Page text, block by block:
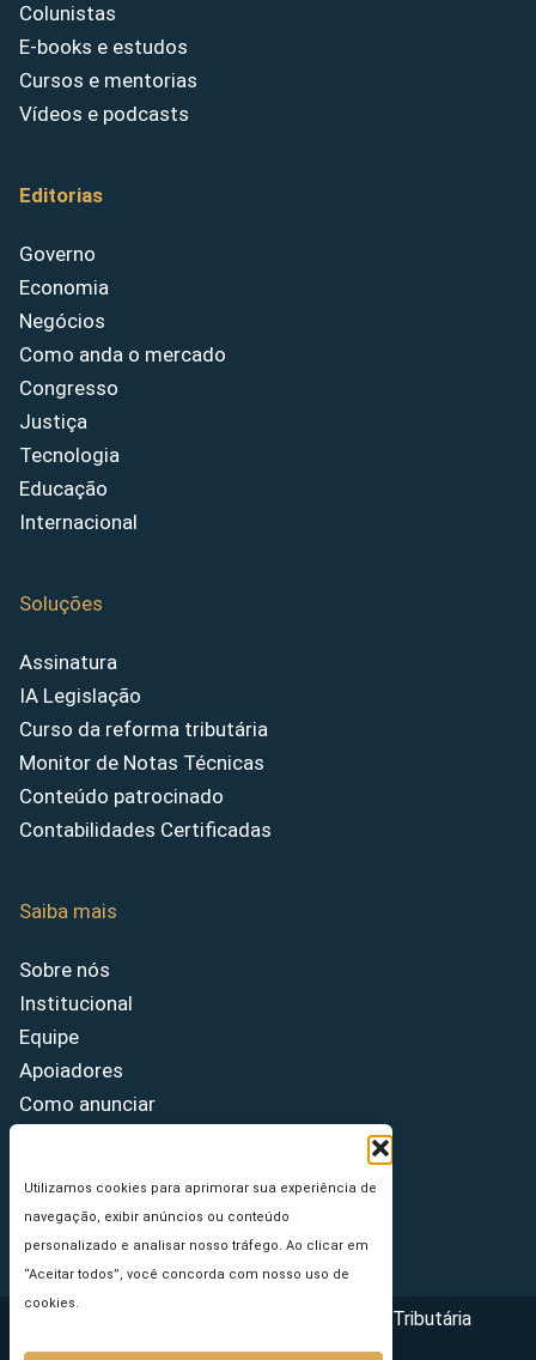
Utilizamos cookies para aprimorar sua experiência de
navegação, exibir anúncios ou conteúdo
personalizado e analisar nosso tráfego. Ao clicar em
“Aceitar todos”, você concorda com nosso uso de
cookies.
Colunistas
E-books e estudos
Cursos e mentorias
Vídeos e podcasts
Editorias
Governo
Economia
Negócios
Como anda o mercado
Congresso
Justiça
Tecnologia
Educação
Internacional
Soluções
Assinatura
IA Legislação
Curso da reforma tributária
Monitor de Notas Técnicas
Conteúdo patrocinado
Contabilidades Certificadas
Saiba mais
Sobre nós
Institucional
Equipe
Apoiadores
Como anunciar
Princípios Editoriais
Copyright © 2026 - Portal da Reforma Tributária